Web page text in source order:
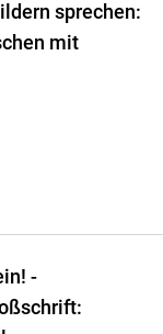
sprechen:
mit
-